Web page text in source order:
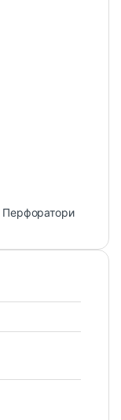
Перфоратори